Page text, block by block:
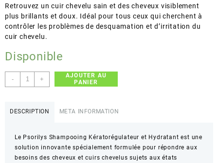
Retrouvez un cuir chevelu sain et des cheveux visiblement
plus brillants et doux. Idéal pour tous ceux qui cherchent à
contrôler les problèmes de desquamation et d’irritation du
cuir chevelu.
Disponible
-
quantité
de
et
hydratant
–
+
AJOUTER AU
PANIER
DESCRIPTION META INFORMATION
Le Psorilys Shampooing Kératorégulateur et Hydratant est une
solution innovante spécialement formulée pour répondre aux
besoins des cheveux et cuirs chevelus sujets aux états